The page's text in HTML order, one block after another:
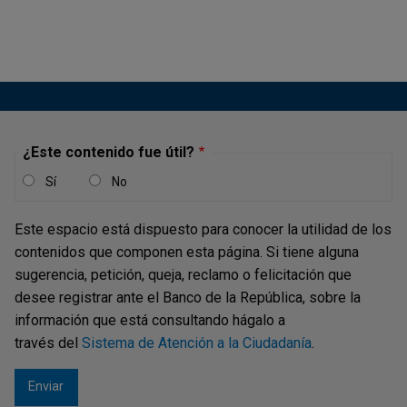
Cuarto trimestre de 2015
Publicación | JUEVES, 4 DE FEBRERO DE 2016
toma de decisiones, la rendición de cuentas y la difusión
al público. En particular, el Reporte de Mercados
Financieros está enmarcado dentro del principio de
difusión al público y contribuye a cumplir con el servicio
que presta el Banco...
Reporte de Mercados Financieros -
¿Este contenido fue útil?
Sí No
Este espacio está dispuesto para conocer la utilidad de los
contenidos que componen esta página. Si tiene alguna
sugerencia, petición, queja, reclamo o felicitación que
desee registrar ante el Banco de la República, sobre la
información que está consultando hágalo a
través del Sistema de Atención a la Ciudadanía.